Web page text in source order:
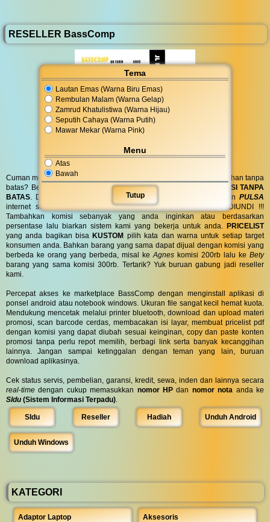
Tema
Lautan Emas (Warna Biru Emas)
Rembulan Malam (Warna Gelap)
Zamrud Khatulistiwa (Warna Hijau)
Seputih Cahaya (Warna Putih)
Mawar Mekar (Warna Pink)
Menu
Atas
Bawah
Tutup
RESELLER BassComp
Cuman modal posting di media sosial bisa dapat penghasilan tambahan tanpa
batas? Bergabung menjadi
RESELLERkami serta dapatkan
KOMISI TANPA
BATAS . Dapatkan BINGKISAN PARCELdi hari spesial anda danPULSA
internet serta
untuk anda ! GRATIS !! TANPA DIUNDI !!!
Tambahkan komisi sebanyak yang anda inginkan atau berdasarkan
persentase lalu biarkan sistem kami yang bekerja untuk anda. PRICELIST
yang anda bagikan bisaKUSTOM pilih kata dan warna untuk setiap target
konsumen anda. Bahkan barang yang sama dapat dijual dengan komisi yang
berbeda ke orang yang berbeda, misal ke Agnes komisi 200rb lalu ke Bety
barang yang sama komisi 300rb. Tertarik? Yuk buruan gabung jadi reseller
kami.
Percepat akses ke marketplace BassComp dengan menginstall aplikasi di
ponsel android atau notebook windows. Ukuran file sangat kecil hemat kuota.
Mendukung mencetak melalui printer bluetooth, download dan upload materi
promosi, scan barcode cerdas, membacakan isi layar, membuat pricelist pdf
dengan komisi yang dapat diubah sesuai keinginan, copy dan paste konten
promosi tanpa perlu repot memilih, berbagi link serta banyak kecanggihan
lainnya. Jangan sampai ketinggalan dengan teman yang lain, buruan
download aplikasinya.
Cek status servis, pembelian, garansi, kredit, sewa, inden dan lainnya secara
real-time dengan cukup memasukkan nomor HP dan nomor nota anda ke
SIdu (Sistem Informasi Terpadu)
SIdu Reseller Hadiah Unduh Android
Unduh Windows
KATEGORI
Adaptor Laptop Aksesoris